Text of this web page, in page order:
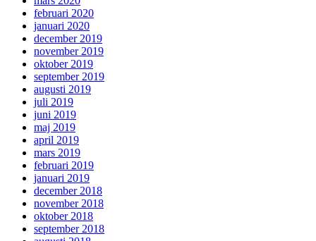
februari 2020
januari 2020
december 2019
november 2019
oktober 2019
september 2019
augusti 2019
juli 2019
juni 2019
maj 2019
april 2019
mars 2019
februari 2019
januari 2019
december 2018
november 2018
oktober 2018
september 2018